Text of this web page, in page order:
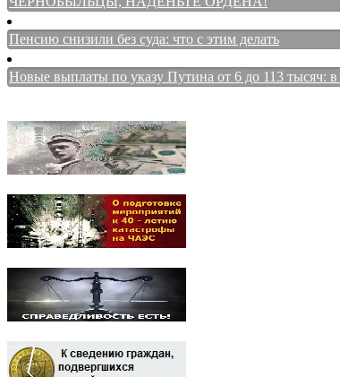
Пенсию снизили без суда: что с этим делать
Новые выплаты по указу Путина от 6 до 113 тысяч: